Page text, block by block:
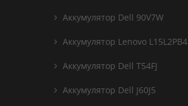
Аккумулятор Dell 90V7W
Аккумулятор Lenovo L15L2PB4
Аккумулятор Dell T54FJ
Аккумулятор Dell J60J5